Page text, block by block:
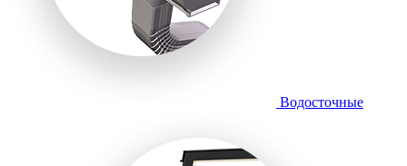
Водосточные